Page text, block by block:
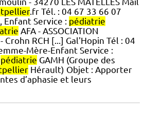
.fr Tél. : 04 67 33 66 07
Enfant Service : pédiatrie
AFA - ASSOCIATION
Crohn RCH [...] Gal'Hopin Tél : 04
Mère-Enfant Service :
pédiatrie GAMH (Groupe des
Hérault) Objet : Apporter
d’aphasie et leurs